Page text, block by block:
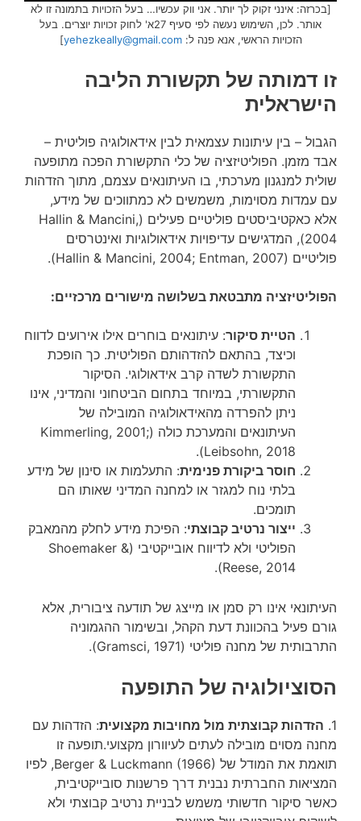
[בכרזה: אינני זקוק לך יותר. אני ווק עכשיו… בעל הזכויות בתמונה זו לא
אותר. לכן, השימוש נעשה לפי סעיף 27א' לחוק זכויות יוצרים. בעל
הזכויות הראשי, אנא פנה ל:yehezkeally@gmail.com
]
זו דמותה של תקשורת הליבה
הישראלית
הגבול – בין עיתונות עצמאית לבין אידאולוגיה פוליטית –
אבד מזמן. הפוליטיזציה של כלי התקשורת הפכה מתופעה
שולית למנגנון מערכתי, בו העיתונאים עצמם, מתוך הזדהות
עם עמדות מסוימות, משמשים לא כמתווכים של מידע,
אלא כאקטיביסטים פוליטיים פעילים (Hallin & Mancini,
2004), המדגישים עדיפויות אידאולוגיות ואינטרסים
פוליטיים (Hallin & Mancini, 2004; Entman, 2007).
הפוליטיזציה מתבטאת בשלושה מישורים מרכזיים:
הטיית סיקור: עיתונאים בוחרים אילו אירועים לדווח
וכיצד, בהתאם להזדהותם הפוליטית. כך הופכת
התקשורת לשדה קרב אידאולוגי. הסיקור
התקשורתי, במיוחד בתחום הביטחוני והמדיני, אינו
ניתן להפרדה מהאידאולוגיה המובילה של
העיתונאים והמערכת כולה (Kimmerling, 2001;
Leibsohn, 2018).
חוסר ביקורת פנימית: התעלמות או סינון של מידע
בלתי נוח למגזר או למחנה המדיני שאותו הם
תומכים.
ייצור נרטיב קבוצתי: הפיכת מידע לחלק מהמאבק
הפוליטי ולא לדיווח אובייקטיבי (Shoemaker &
Reese, 2014).
העיתונאי אינו רק סמן או מייצג של תודעה ציבורית, אלא
גורם פעיל בהכוונת דעת הקהל, ובשימור ההגמוניה
התרבותית של מחנה פוליטי (Gramsci, 1971).
הסוציולוגיה של התופעה
1. הזדהות קבוצתית מול מחויבות מקצועית: הזדהות עם
מחנה מסוים מובילה לעתים לעיוורון מקצועי.תופעה זו
תואמת את המודל של Berger & Luckmann (1966), לפיו
המציאות החברתית נבנית דרך פרשנות סובייקטיבית,
כאשר סיקור חדשותי משמש לבניית נרטיב קבוצתי ולא